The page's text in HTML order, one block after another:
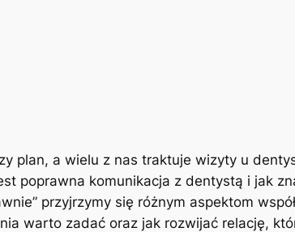
⁢plan, a​ wielu z ‌nas traktuje wizyty‍ u
poprawna komunikacja z⁢ dentystą i‌ jak
przyjrzymy się różnym aspektom
warto zadać ⁣oraz jak⁣ rozwijać relację,